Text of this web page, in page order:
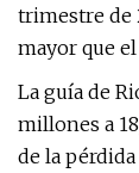
trimestre de
mayor que
La guía de
millones a
de la